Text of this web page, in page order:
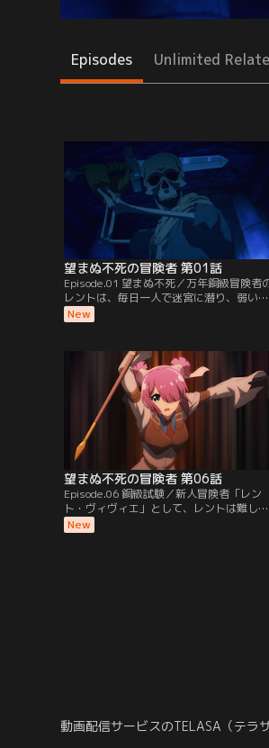
Episodes Unlimited
望まぬ不死の冒険者 第01話
Episode.01 望まぬ不死／万年銅級冒険者
レントは、毎日一人で迷宮に潜り、弱い魔
物を狩って暮らしている。今日もまた≪水
月の迷宮≫で稼いでいると新たな通路を発
て探索する。ところが、未踏破区域にいた
のは魔物の中でも最上位の存在・龍だっ
た。龍に喰われてしまったレントだが、何
故か意識を取り戻す。その姿は…。【提
供：バンダイチャンネル】
New
望まぬ不死の冒険者 第06話
Episode.06 銅級試験／新人冒険者「レン
ト・ヴィヴィエ」として、レントは難しい
依頼を達成する。ギルドの職員・シェイラ
から実力を認められ、銅級への昇格試験を
New
動画配信サービスのTELASA（テラサ